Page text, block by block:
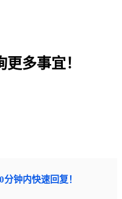
多事宜！
钟内快速回复！